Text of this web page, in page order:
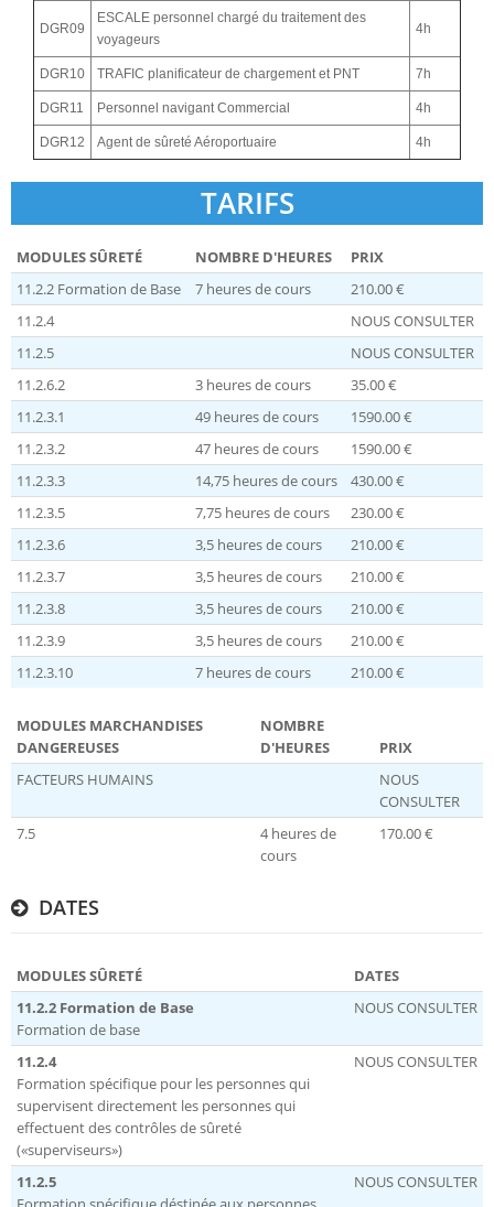
DGR09
ESCALE personnel chargé du traitement des
voyageurs
4h
DGR10 TRAFIC planificateur de chargement et PNT 7h
DGR11 Personnel navigant Commercial 4h
DGR12 Agent de sûreté Aéroportuaire 4h
TARIFS
MODULES SÛRETÉ NOMBRE D'HEURES
PRIX
11.2.2 Formation de Base
7 heures de cours
210.00 €
11.2.4
NOUS CONSULTER
11.2.5
NOUS CONSULTER
11.2.6.2
3 heures de cours
35.00 €
11.2.3.1
49 heures de cours
1590.00 €
11.2.3.2
47 heures de cours
1590.00 €
11.2.3.3
14,75 heures de cours
430.00 €
11.2.3.5
7,75 heures de cours
230.00 €
11.2.3.6
3,5 heures de cours
210.00 €
11.2.3.7
3,5 heures de cours
210.00 €
11.2.3.8
3,5 heures de cours
210.00 €
11.2.3.9
3,5 heures de cours
210.00 €
11.2.3.10
7 heures de cours 210.00 €
MODULES MARCHANDISES
DANGEREUSES
NOMBRE
D'HEURES
PRIX
FACTEURS HUMAINS
NOUS
CONSULTER
7.5
4 heures de
cours
170.00 €
DATES
MODULES SÛRETÉ
DATES
11.2.2 Formation de Base
Formation de base
NOUS CONSULTER
11.2.4
Formation spécifique pour les personnes qui
supervisent directement les personnes qui
effectuent des contrôles de sûreté
(«superviseurs»)
NOUS CONSULTER
11.2.5
NOUS CONSULTER